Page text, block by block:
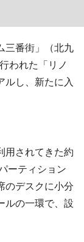
三番街」（北九
われた「リノ
ルし、新たに入
用されてきた約
ーティション
のデスクに小分
ルの一環で、設